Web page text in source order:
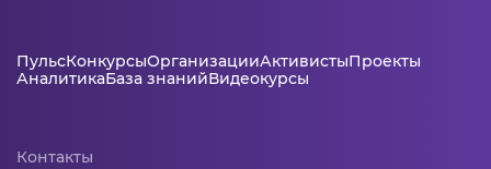
ПульсКонкурсыОрганизацииАктивистыПроекты
АналитикаБаза знанийВидеокурсы
Контакты